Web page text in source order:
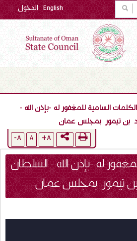
الدخول English
الكلمات السامية للمغفور له -بإذن الله -
بن تيمور بمجلس عمان
A+
A
A-
له -بإذن الله - السلطان
تيمور بمجلس عمان